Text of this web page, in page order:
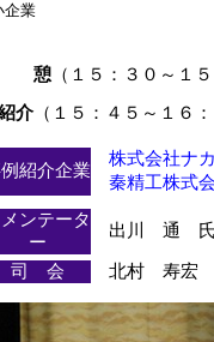
企業
憩 （１５：３０～１
介 （１５：４５～１６
紹介企業
株式会社ナ
秦精工株式
ンテータ
ー
出川 通 氏
司 会 北村 寿宏